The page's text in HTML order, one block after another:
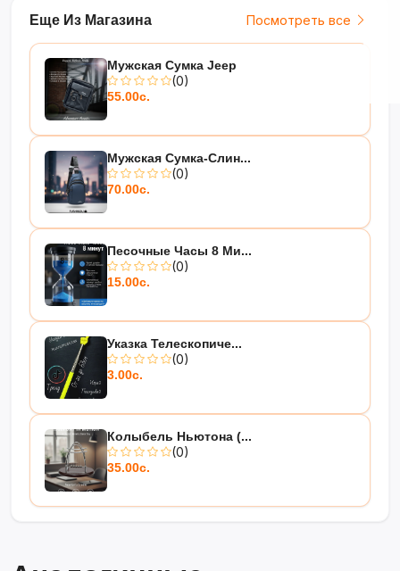
Еще Из Магазина Посмотреть все
Мужская Сумка Jeep
(0)
55.00с.
Мужская Сумка-Слин...
(0)
70.00с.
Песочные Часы 8 Ми...
(0)
15.00с.
Указка Телескопиче...
(0)
3.00с.
Колыбель Ньютона (...
(0)
35.00с.